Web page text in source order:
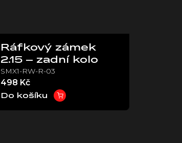
Ráfkový zámek
2.15 – zadní kolo
SMX1-RW-R-03
498 Kč
Do košíku